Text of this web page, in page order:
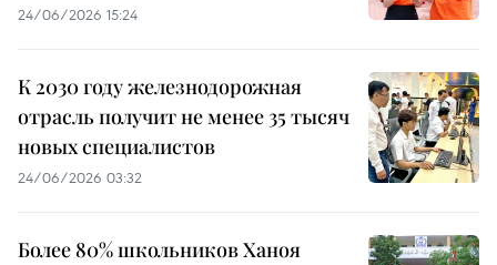
24/06/2026 15:24
К 2030 году железнодорожная
отрасль получит не менее 35 тысяч
новых специалистов
24/06/2026 03:32
Более 80% школьников Ханоя